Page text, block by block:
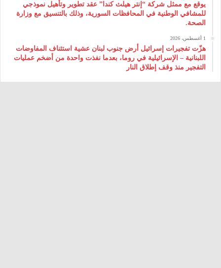
يوقع مع ممثل شركة “إنتر هيلث كندا” عقد تطوير وتأهيل نموذجي
للمشافي الوطنية في المحافظات السورية، وذلك بالتنسيق مع وزارة
الصحة.
1 أغسطس، 2026
هزّت تفجيرات إسرائيل أرض جنوب لبنان عشية استئناف المفاوضات
اللبنانية – الإسرائيلية في روما، بعدما نفذت واحدة من أضخم عمليات
التفجير منذ وقف إطلاق النار